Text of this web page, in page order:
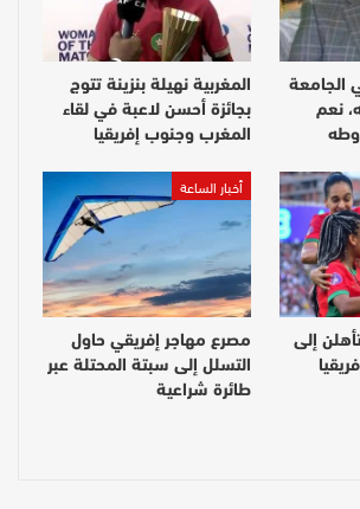
الجامعة
نعم
المغربية نهيلة بنزينة تتوج
بجائزة أحسن لاعبة في لقاء
المغرب وجنوب إفريقيا
إلى
أخبار الساعة
مصرع مهاجر إفريقي حاول
التسلل إلى سبتة المحتلة عبر
طائرة شراعية